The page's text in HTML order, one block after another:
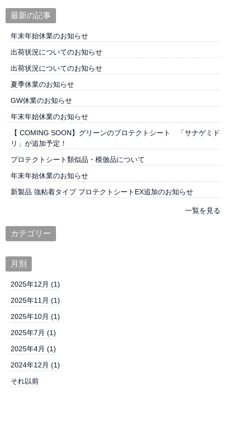
最新の記事
年末年始休業のお知らせ
出荷状況についてのお知らせ
出荷状況についてのお知らせ
夏季休業のお知らせ
GW休業のお知らせ
年末年始休業のお知らせ
【 COMING SOON】グリーンのプロテクトシート 「サナゲミド
リ」が追加予定！
プロテクトシート類似品・模倣品について
年末年始休業のお知らせ
新製品 強粘着タイプ プロテクトシートEX追加のお知らせ
一覧を見る
カテゴリー
月別
2025年12月 (1)
2025年11月 (1)
2025年10月 (1)
2025年7月 (1)
2025年4月 (1)
2024年12月 (1)
それ以前